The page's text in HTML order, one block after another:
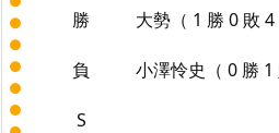
勝 大勢（ 1 勝 0 敗 4
負 小澤怜史（ 0 勝 1
S